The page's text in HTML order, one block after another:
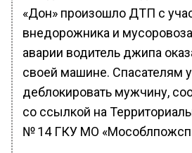
«Дон» произошло ДТП с
внедорожника и
аварии водитель джипа
своей машине. Спасателям
деблокировать мужчину,
со ссылкой на
№ 14 ГКУ МО